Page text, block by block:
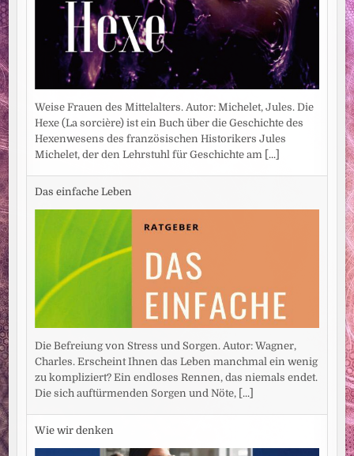
Weise Frauen des Mittelalters. Autor: Michelet, Jules. Die
Hexe (La sorcière) ist ein Buch über die Geschichte des
Hexenwesens des französischen Historikers Jules
Michelet, der den Lehrstuhl für Geschichte am
[...]
Das einfache Leben
Die Befreiung von Stress und Sorgen. Autor: Wagner,
Charles. Erscheint Ihnen das Leben manchmal ein wenig
zu kompliziert? Ein endloses Rennen, das niemals endet.
Die sich auftürmenden Sorgen und Nöte,
[...]
Wie wir denken